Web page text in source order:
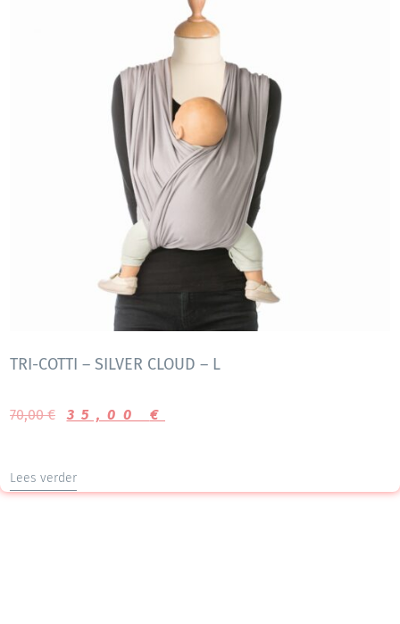
TRI-COTTI – SILVER CLOUD – L
70,00€ 35,00 €
Lees verder